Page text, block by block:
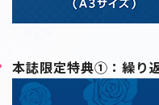
本誌限定特典①：繰り